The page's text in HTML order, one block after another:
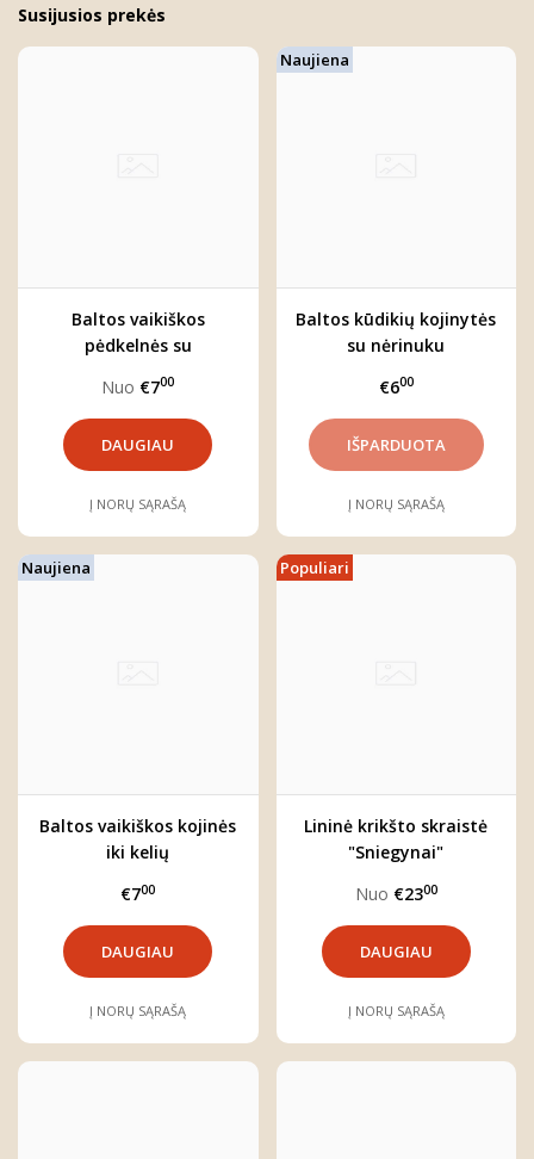
Susijusios prekės
Baltos vaikiškos
pėdkelnės su
Nuo €700
DAUGIAU
Į NORŲ SĄRAŠĄ
Naujiena
Baltos kūdikių kojinytės
su nėrinuku
€600
Į NORŲ SĄRAŠĄ
Naujiena
Baltos vaikiškos kojinės
iki kelių
€700
DAUGIAU
Į NORŲ SĄRAŠĄ
Populiari
Lininė krikšto skraistė
"Sniegynai"
Nuo €2300
DAUGIAU
Į NORŲ SĄRAŠĄ